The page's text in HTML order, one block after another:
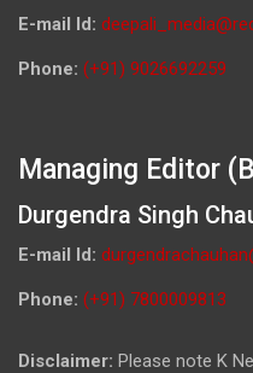
E-mail Id:
Phone: (+91) 9026692259
Managing Editor
Durgendra Singh
E-mail Id:
Phone: (+91) 7800009813
Disclaimer: Please note K